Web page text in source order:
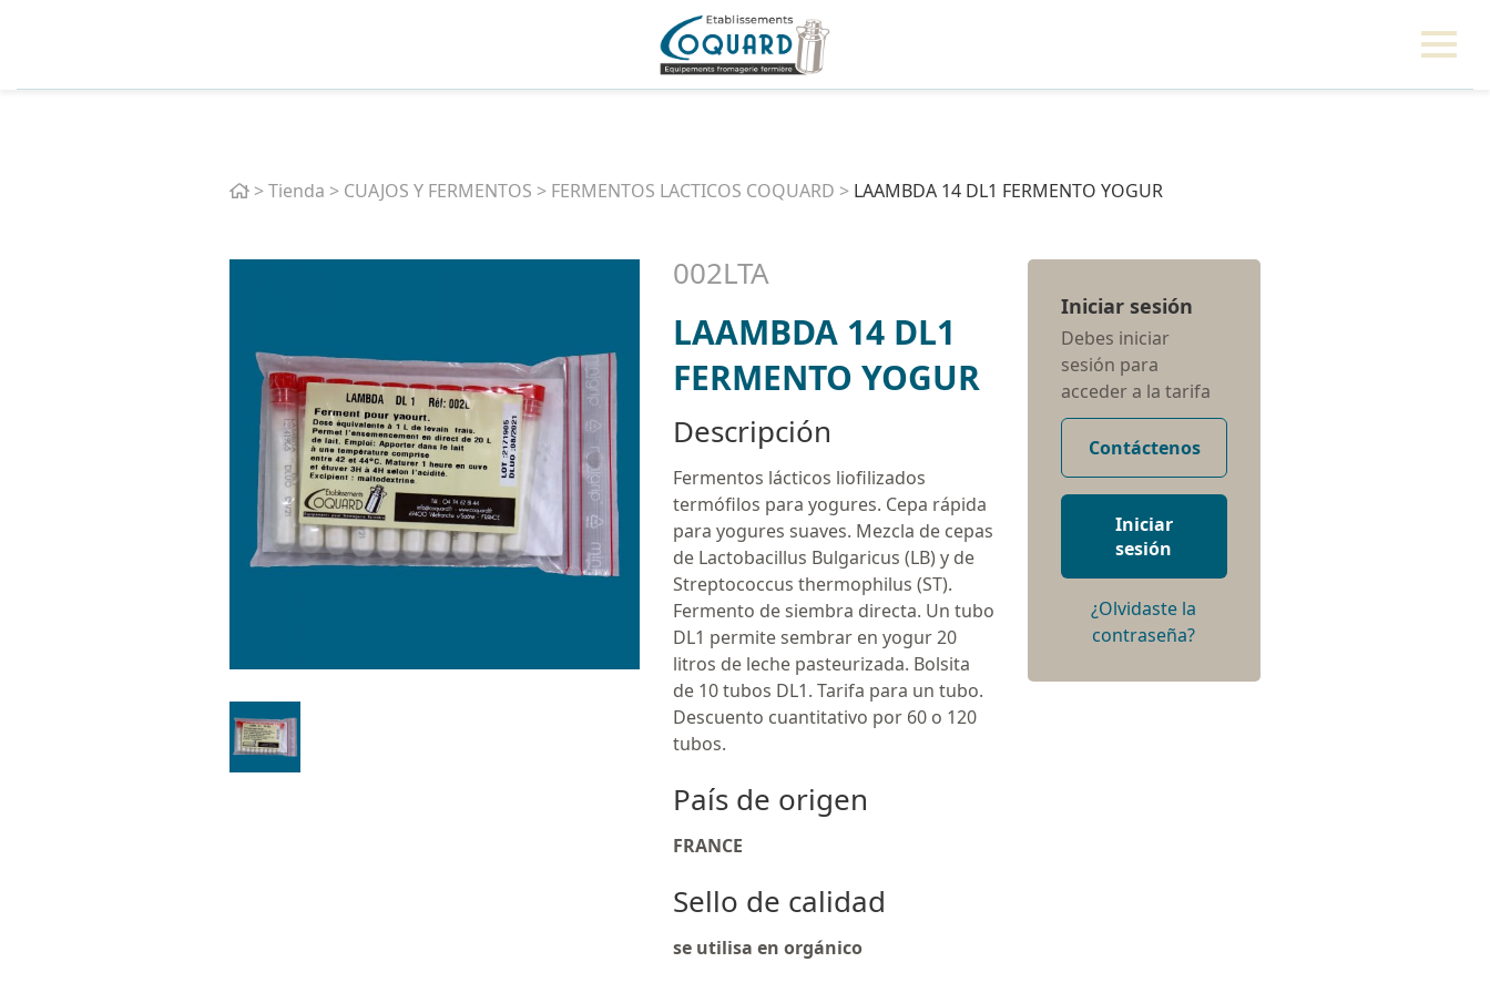
Home
>Tienda > CUAJOS Y FERMENTOS > FERMENTOS LACTICOS COQUARD > LAAMBDA 14 DL1 FERMENTO YOGUR
002LTA
LAAMBDA 14 DL1
FERMENTO YOGUR
Descripción
Fermentos lácticos liofilizados
termófilos para yogures. Cepa rápida
para yogures suaves. Mezcla de cepas
de Lactobacillus Bulgaricus (LB) y de
Streptococcus thermophilus (ST).
Fermento de siembra directa. Un tubo
DL1 permite sembrar en yogur 20
litros de leche pasteurizada. Bolsita
de 10 tubos DL1. Tarifa para un tubo.
Descuento cuantitativo por 60 o 120
tubos.
País de origen
FRANCE
Sello de calidad
se utilisa en orgánico
Iniciar sesión
Debes iniciar
sesión para
acceder a la tarifa
Contáctenos
Iniciar
sesión
¿Olvidaste la
contraseña?